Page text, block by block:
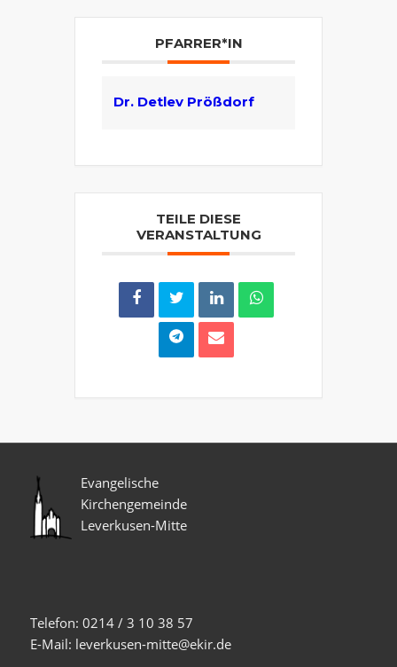
PFARRER*IN
Dr. Detlev Prößdorf
TEILE DIESE
VERANSTALTUNG
Evangelische
Kirchengemeinde
Leverkusen-Mitte
Telefon: 0214 / 3 10 38 57
E-Mail: leverkusen-mitte@ekir.de